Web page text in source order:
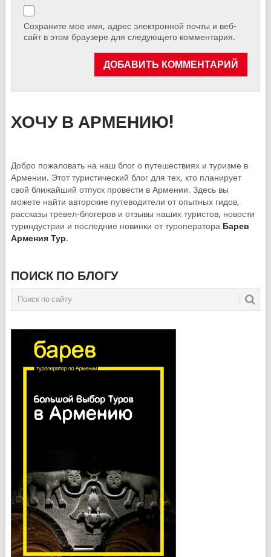
Сохраните мое имя, адрес электронной почты и веб-
сайт в этом браузере для следующего комментария.
ХОЧУ В АРМЕНИЮ!
Добро пожаловать на наш блог о путешествиях и туризме в
Армении. Этот туристический блог для тех, кто планирует
свой ближайший отпуск провести в Армении. Здесь вы
можете найти авторские путеводители от опытных гидов,
рассказы тревел-блогеров и отзывы наших туристов, новости
туриндустрии и последние новинки от туроператора Барев
Армения Тур.
ПОИСК ПО БЛОГУ